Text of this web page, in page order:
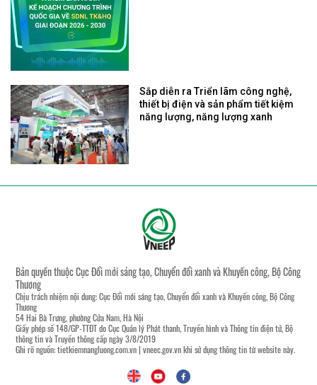
Sắp diễn ra Triển lãm công nghệ,
thiết bị điện và sản phẩm tiết kiệm
năng lượng, năng lượng xanh
Bản quyền thuộc Cục Đổi mới sáng tạo, Chuyển đổi xanh và Khuyến công, Bộ Công
Thương
Chịu trách nhiệm nội dung: Cục Đổi mới sáng tạo, Chuyển đổi xanh và Khuyến công, Bộ Công
Thương
54 Hai Bà Trưng, phường Cửa Nam, Hà Nội
Giấy phép số 148/GP-TTĐT do Cục Quản lý Phát thanh, Truyền hình và Thông tin điện tử, Bộ
thông tin và Truyền thông cấp ngày 3/8/2019
Ghi rõ nguồn:tietkiemnangluong.com.vn| vneec.gov.vnkhi sử dụng thông tin từ website này.